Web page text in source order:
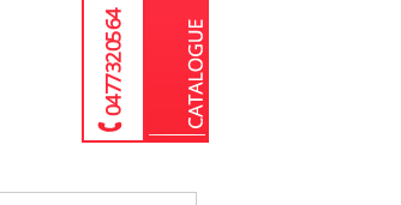
04 77 32 05 64